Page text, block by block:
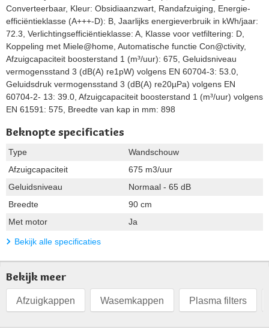
Converteerbaar, Kleur: Obsidiaanzwart, Randafzuiging, Energie-
efficiëntieklasse (A+++-D): B, Jaarlijks energieverbruik in kWh/jaar:
72.3, Verlichtingsefficiëntieklasse: A, Klasse voor vetfiltering: D,
Koppeling met Miele@home, Automatische functie Con@ctivity,
Afzuigcapaciteit boosterstand 1 (m³/uur): 675, Geluidsniveau
vermogensstand 3 (dB(A) re1pW) volgens EN 60704-3: 53.0,
Geluidsdruk vermogensstand 3 (dB(A) re20µPa) volgens EN
60704-2- 13: 39.0, Afzuigcapaciteit boosterstand 1 (m³/uur) volgens
EN 61591: 575, Breedte van kap in mm: 898
Beknopte specificaties
Type
Wandschouw
Afzuigcapaciteit
675 m3/uur
Geluidsniveau
Normaal - 65 dB
Breedte
90 cm
Met motor
Ja
Bekijk alle specificaties
Bekijk meer
Afzuigkappen Wasemkappen Plasma filters